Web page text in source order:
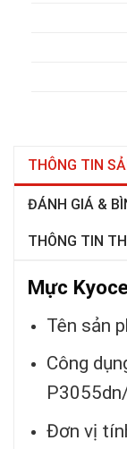
THÔNG TIN
ĐÁNH GIÁ &
THÔNG TIN
Mực
Tên sản
Công
Đơn vị